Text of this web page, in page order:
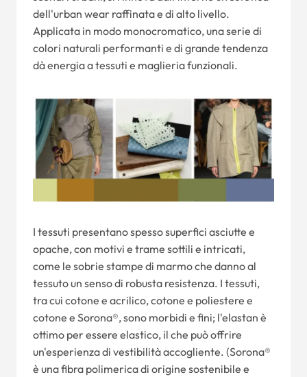
dell'urban wear raffinata e di alto livello.
Applicata in modo monocromatico, una serie di
colori naturali performanti e di grande tendenza
dà energia a tessuti e maglieria funzionali.
I tessuti presentano spesso superfici asciutte e
opache, con motivi e trame sottili e intricati,
come le sobrie stampe di marmo che danno al
tessuto un senso di robusta resistenza. I tessuti,
tra cui cotone e acrilico, cotone e poliestere e
cotone e Sorona®, sono morbidi e fini; l'elastan è
ottimo per essere elastico, il che può offrire
un'esperienza di vestibilità accogliente. (Sorona®
è una fibra polimerica di origine sostenibile e